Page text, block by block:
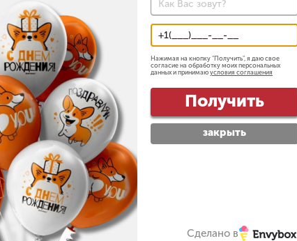
Нажимая на кнопку "Получить", я даю свое
согласие на обработку моих персональных
данных и принимаю условия соглашения
Получить
закрыть
Сделано в